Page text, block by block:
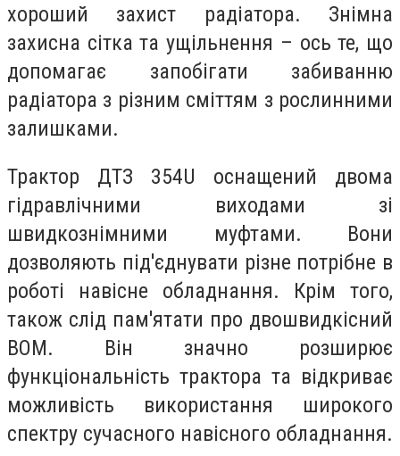
хороший захист радіатора. Знімна
захисна сітка та ущільнення – ось те, що
допомагає запобігати забиванню
радіатора з різним сміттям з рослинними
залишками.
Трактор ДТЗ 354U оснащений двома
гідравлічними виходами зі
швидкознімними муфтами. Вони
дозволяють під'єднувати різне потрібне в
роботі навісне обладнання. Крім того,
також слід пам'ятати про двошвидкісний
ВОМ. Він значно розширює
функціональність трактора та відкриває
можливість використання широкого
спектру сучасного навісного обладнання.